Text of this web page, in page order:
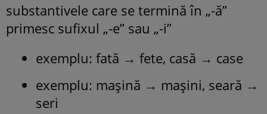
substantivele care se termină în „-ă”
primesc sufixul „-e” sau „-i”
exemplu: fată → fete, casă → case
exemplu: mașină → mașini, seară →
seri